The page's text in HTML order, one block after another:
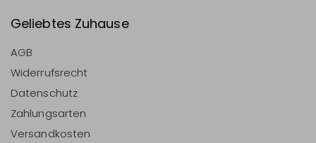
Geliebtes Zuhause
AGB
Widerrufsrecht
Datenschutz
Zahlungsarten
Versandkosten